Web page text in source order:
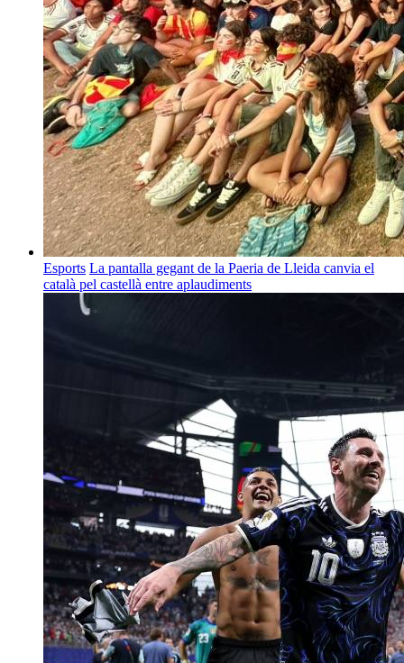
Esports La pantalla gegant de la Paeria de Lleida canvia el
català pel castellà entre aplaudiments